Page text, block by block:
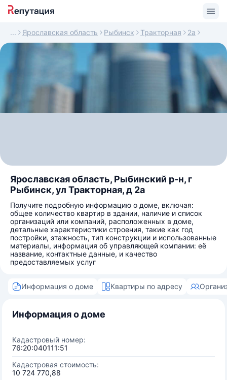
Ярославская область Рыбинск Тракторная 2а
Ярославская область, Рыбинский р-н, г
Рыбинск, ул Тракторная, д 2а
Получите подробную информацию о доме, включая:
общее количество квартир в здании, наличие и список
организаций или компаний, расположенных в доме,
детальные характеристики строения, такие как год
постройки, этажность, тип конструкции и использованные
материалы, информация об управляющей компании: её
название, контактные данные, и качество
предоставляемых услуг
Информация о доме Квартиры по адресу
Информация о доме
Кадастровый номер:
76:20:040111:51
Кадастровая стоимость:
10 724 770,88